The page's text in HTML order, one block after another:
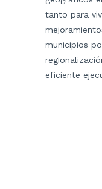
tanto para
municipios
eficiente